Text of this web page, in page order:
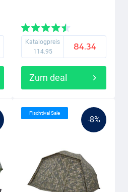
Katalogpreis
114.95
84.34
Zum deal
-8%
Fischtival Sale